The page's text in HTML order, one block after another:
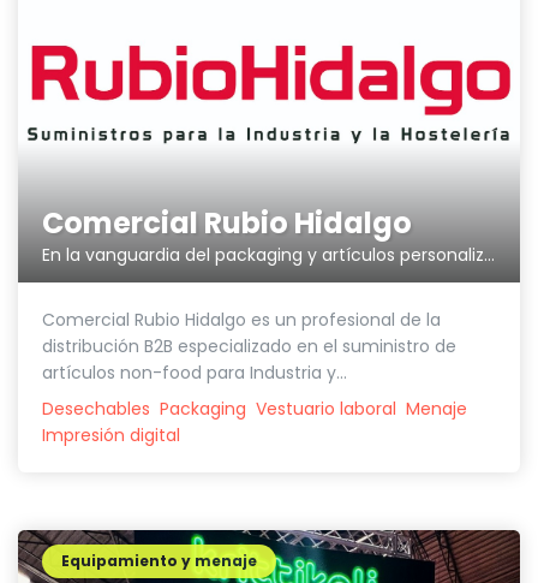
Comercial Rubio Hidalgo
En la vanguardia del packaging y artículos personalizados.
Comercial Rubio Hidalgo es un profesional de la
distribución B2B especializado en el suministro de
artículos non-food para Industria y...
Desechables Packaging Vestuario laboral Menaje
Impresión digital
Equipamiento y menaje